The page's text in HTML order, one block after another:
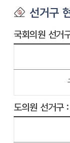
선거구
국회의원 선거
도의원 선거구